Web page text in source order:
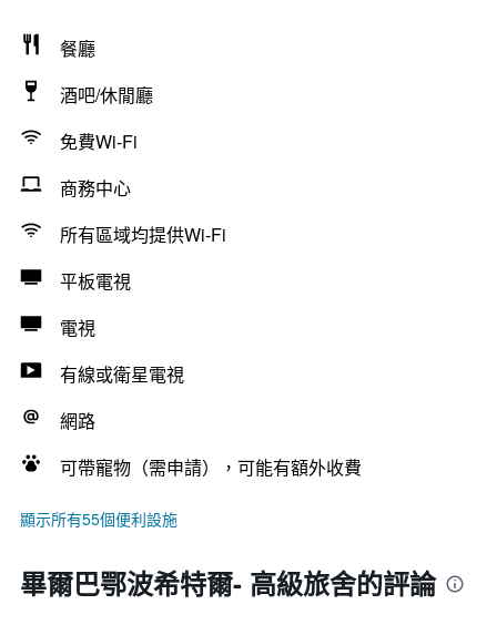
餐廳
酒吧/休閒廳
免費Wi-Fi
商務中心
所有區域均提供Wi-Fi
平板電視
電視
有線或衛星電視
網路
可帶寵物（需申請），可能有額外收費
顯示所有55個便利設施
畢爾巴鄂波希特爾- 高級旅舍的評論